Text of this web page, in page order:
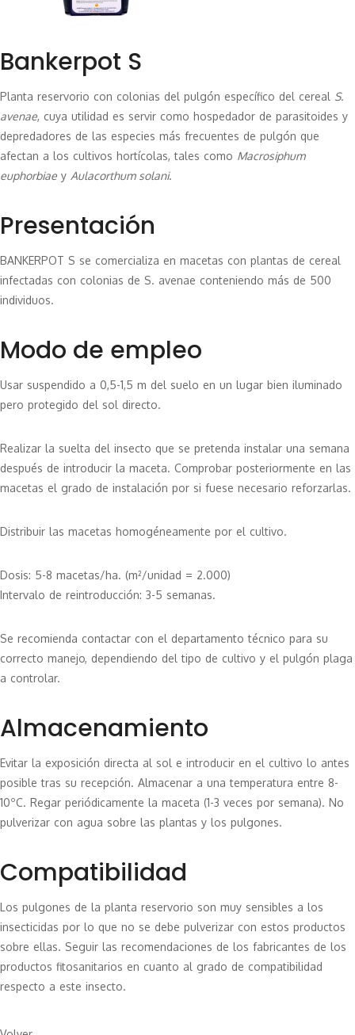
Bankerpot S
Planta reservorio con colonias del pulgón específico del cereal S.
avenae, cuya utilidad es servir como hospedador de parasitoides y
depredadores de las especies más frecuentes de pulgón que
afectan a los cultivos hortícolas, tales como Macrosiphum
euphorbiae y Aulacorthum solani.
Presentación
BANKERPOT S se comercializa en macetas con plantas de cereal
infectadas con colonias de S. avenae conteniendo más de 500
individuos.
Modo de empleo
Usar suspendido a 0,5-1,5 m del suelo en un lugar bien iluminado
pero protegido del sol directo.
Realizar la suelta del insecto que se pretenda instalar una semana
después de introducir la maceta. Comprobar posteriormente en las
macetas el grado de instalación por si fuese necesario reforzarlas.
Distribuir las macetas homogéneamente por el cultivo.
Dosis: 5-8 macetas/ha. (m²/unidad = 2.000)
Intervalo de reintroducción: 3-5 semanas.
Se recomienda contactar con el departamento técnico para su
correcto manejo, dependiendo del tipo de cultivo y el pulgón plaga
a controlar.
Almacenamiento
Evitar la exposición directa al sol e introducir en el cultivo lo antes
posible tras su recepción. Almacenar a una temperatura entre 8-
10ºC. Regar periódicamente la maceta (1-3 veces por semana). No
pulverizar con agua sobre las plantas y los pulgones.
Compatibilidad
Los pulgones de la planta reservorio son muy sensibles a los
insecticidas por lo que no se debe pulverizar con estos productos
sobre ellas. Seguir las recomendaciones de los fabricantes de los
productos fitosanitarios en cuanto al grado de compatibilidad
respecto a este insecto.